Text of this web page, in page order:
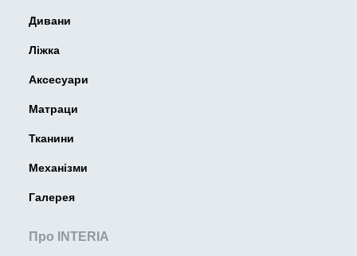
Дивани
Ліжка
Аксесуари
Матраци
Тканини
Механізми
Галерея
Про INTERIA